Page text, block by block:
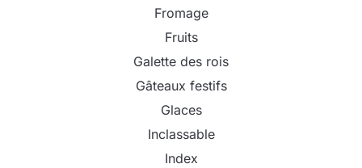
Fromage
Fruits
Galette des rois
Gâteaux festifs
Glaces
Inclassable
Index